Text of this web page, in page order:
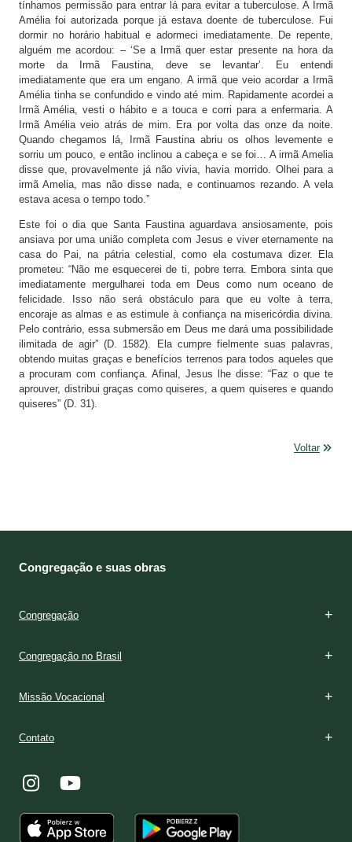
tínhamos permissão para entrar lá para evitar a tuberculose. A Irmã
Amélia foi autorizada porque já estava doente de tuberculose. Fui
dormir no horário habitual e adormeci imediatamente. De repente,
alguém me acordou: – ‘Se a Irmã quer estar presente na hora da
morte da Irmã Faustina, deve se levantar’. Eu entendi
imediatamente que era um engano. A irmã que veio acordar a Irmã
Amélia tinha se confundido e vindo até mim. Rapidamente acordei a
Irmã Amélia, vesti o hábito e a touca e corri para a enfermaria. A
Irmã Amélia veio atrás de mim. Era por volta das onze da noite.
Quando chegamos lá, Irmã Faustina abriu os olhos levemente e
sorriu um pouco, e então inclinou a cabeça e se foi… A irmã Amelia
disse que, provavelmente já não vivia, havia morrido. Olhei para a
irmã Amelia, mas não disse nada, e continuamos rezando. A vela
estava acesa o tempo todo.”
Este foi o dia que Santa Faustina aguardava ansiosamente, pois
ansiava por uma união completa com Jesus e viver eternamente na
casa do Pai, na pátria celestial, como ela costumava dizer. Ela
prometeu: “Não me esquecerei de ti, pobre terra. Embora sinta que
imediatamente mergulharei toda em Deus como num oceano de
felicidade. Isso não será obstáculo para que eu volte à terra,
encoraje as almas e as estimule à confiança na misericórdia divina.
Pelo contrário, essa submersão em Deus me dará uma possibilidade
ilimitada de agir” (D. 1582). Ela cumpre fielmente suas palavras,
obtendo muitas graças e benefícios terrenos para todos aqueles que
a procuram com confiança. Afinal, Jesus lhe disse: “Faz o que te
aprouver, distribui graças como quiseres, a quem quiseres e quando
quiseres” (D. 31).
Voltar
Congregação e suas obras
Congregação
Congregação no Brasil
Missão Vocacional
Contato